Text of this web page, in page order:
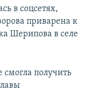
в соцсетях,
приварена к
Шерипова в селе
смогла получить